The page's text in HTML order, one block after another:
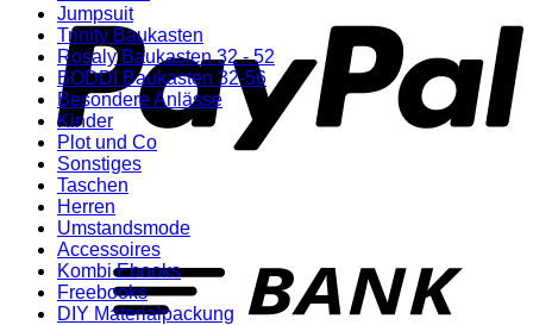
Jumpsuit
Trinity Baukasten
Rosaly Baukasten 32 - 52
BODDI Baukasten 32-56
Besondere Anlässe
Kinder
Plot und Co
Sonstiges
Taschen
Herren
Umstandsmode
Accessoires
Kombi Ebooks
Freebooks
DIY Materialpackung